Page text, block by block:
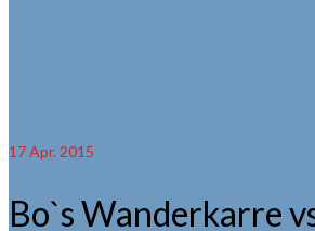
17Apr. 2015
Bo`s Wanderkarre